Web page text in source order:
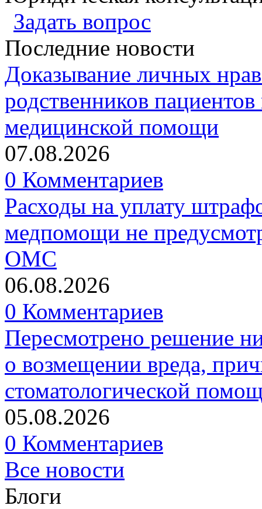
Задать вопрос
Последние новости
Доказывание личных
родственников
медицинской помощи
07.08.2026
0 Комментариев
Расходы на уплату
медпомощи не
ОМС
06.08.2026
0 Комментариев
Пересмотрено решение
о возмещении вреда,
стоматологической
05.08.2026
0 Комментариев
Все новости
Блоги